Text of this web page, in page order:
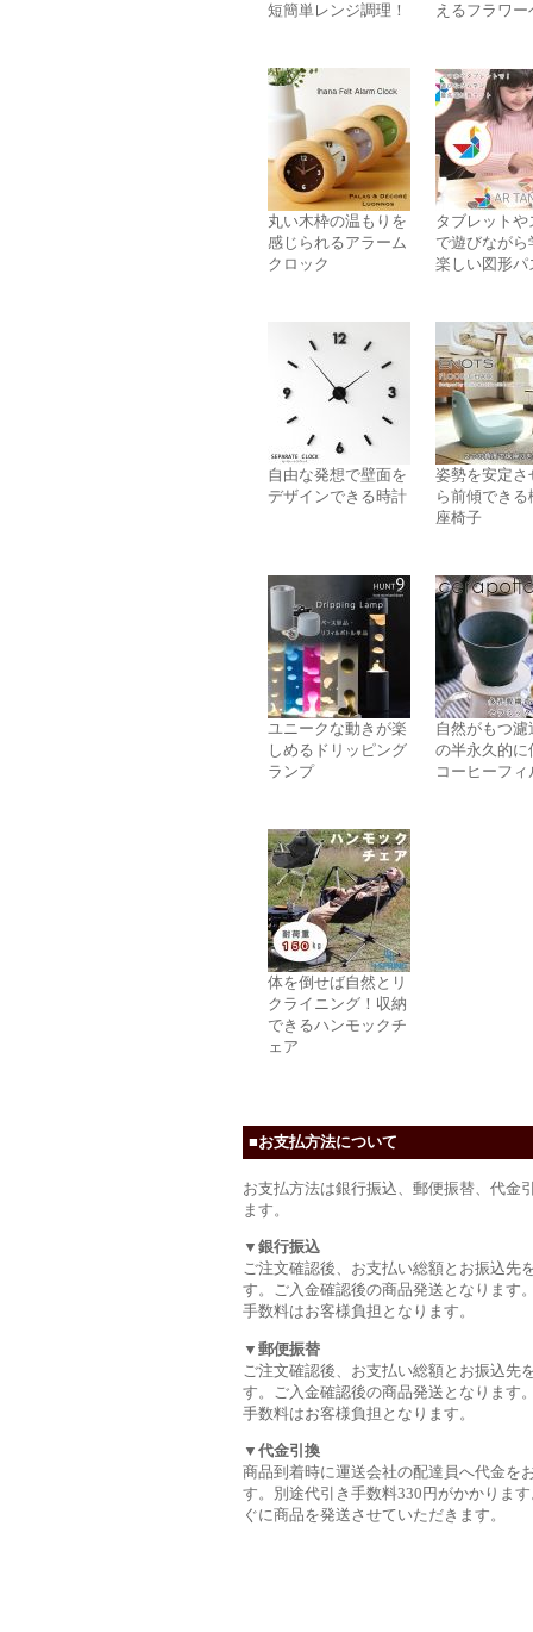
短簡単レンジ調理！
えるフラワー
丸い木枠の温もりを
感じられるアラーム
クロック
タブレットや
で遊びながら
楽しい図形パ
自由な発想で壁面を
デザインできる時計
姿勢を安定さ
ら前傾できる
座椅子
ユニークな動きが楽
しめるドリッピング
ランプ
自然がもつ濾
の半永久的に
コーヒーフィ
体を倒せば自然とリ
クライニング！収納
できるハンモックチ
ェア
■お支払方法について
お支払方法は銀行振込、郵便振替、代金
ます。
▼銀行振込
ご注文確認後、お支払い総額とお振込先
す。ご入金確認後の商品発送となります
手数料はお客様負担となります。
▼郵便振替
ご注文確認後、お支払い総額とお振込先
す。ご入金確認後の商品発送となります
手数料はお客様負担となります。
▼代金引換
商品到着時に運送会社の配達員へ代金を
す。別途代引き手数料330円がかかりま
ぐに商品を発送させていただきます。